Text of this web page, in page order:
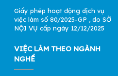
Giấy phép hoạt động dịch vụ
việc làm số 80/2025-GP , do SỞ
NỘI VỤ cấp ngày 12/12/2025
VIỆC LÀM THEO NGÀNH
NGHỀ